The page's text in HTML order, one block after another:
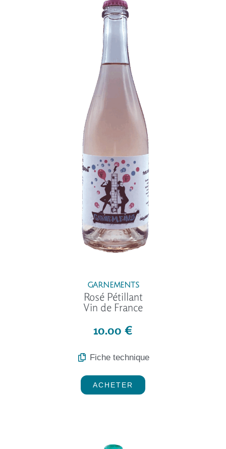
GARNEMENTS
Rosé Pétillant
Vin de France
10.00 €
Fiche technique
ACHETER